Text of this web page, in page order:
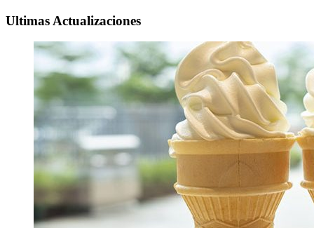
Ultimas Actualizaciones